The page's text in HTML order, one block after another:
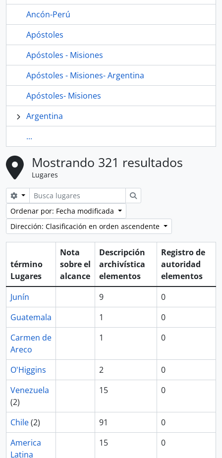
Ancón-Perú
Apóstoles
Apóstoles - Misiones
Apóstoles - Misiones- Argentina
Apóstoles- Misiones
Argentina
...
Mostrando 321 resultados
Lugares
Search options
Búsqueda
Ordenar por: Fecha modificada
Dirección: Clasificación en orden ascendente
término
Lugares
Nota
sobre el
alcance
Descripción
archivística
elementos
Registro de
autoridad
elementos
Junín
9
0
Guatemala
1
0
Carmen de
Areco
1 0
O'Higgins 2
0
Venezuela
(2)
15 0
Chile(2) 91
0
America
Latina
15 0